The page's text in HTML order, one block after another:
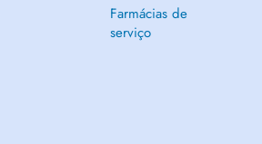
Farmácias de
serviço